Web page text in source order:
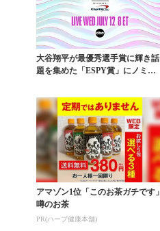
大谷翔平が最優秀選手賞に輝き話
題を集めた「ESPY賞」にノミネ
アマゾン1位「このお茶ガチです」
噂のお茶
PR(ハーブ健康本舗)